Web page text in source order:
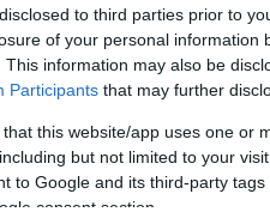
to third parties prior to
of your personal information
This information may also be
Participants that may further
that this website/app uses one or
but not limited to your
to Google and its third-party
consent section.
παραμένει ανώνυμη,
τον οίκο